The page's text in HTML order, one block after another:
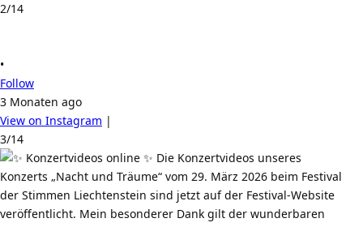
2/14
•
Follow
3 Monaten ago
View on Instagram |
3/14